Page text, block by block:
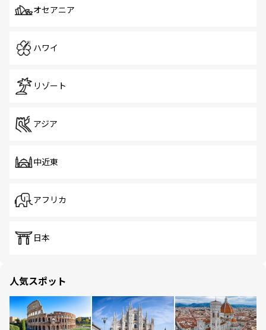
オセアニア
ハワイ
リゾート
アジア
中近東
アフリカ
日本
人気スポット